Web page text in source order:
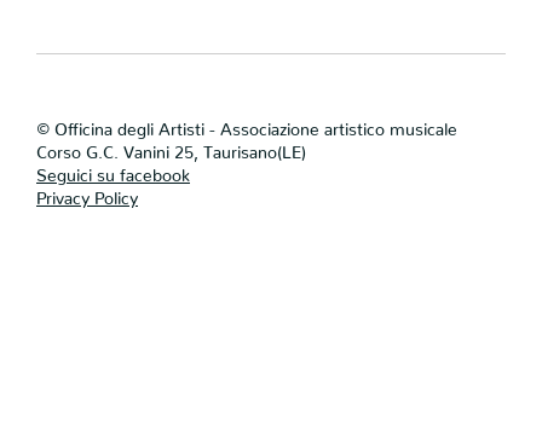
© Officina degli Artisti - Associazione artistico musicale
Corso G.C. Vanini 25, Taurisano(LE)
Seguici su facebook
Privacy Policy